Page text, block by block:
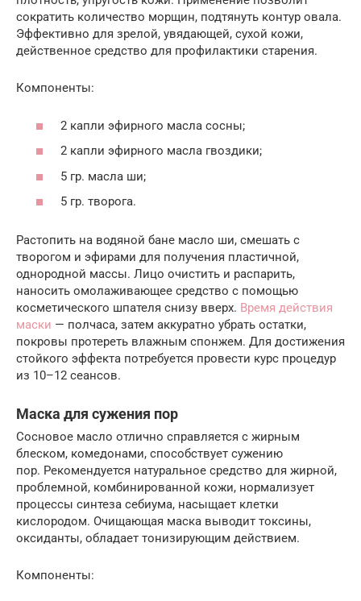
сократить количество морщин, подтянуть контур овала.
Эффективно для зрелой, увядающей, сухой кожи,
действенное средство для профилактики старения.
Компоненты:
2 капли эфирного масла сосны;
2 капли эфирного масла гвоздики;
5 гр. масла ши;
5 гр. творога.
Растопить на водяной бане масло ши, смешать с
творогом и эфирами для получения пластичной,
однородной массы. Лицо очистить и распарить,
наносить омолаживающее средство с помощью
косметического шпателя снизу вверх. Время действия
маски — полчаса, затем аккуратно убрать остатки,
покровы протереть влажным спонжем. Для достижения
стойкого эффекта потребуется провести курс процедур
из 10–12 сеансов.
Маска для сужения пор
Сосновое масло отлично справляется с жирным
блеском, комедонами, способствует сужению
пор. Рекомендуется натуральное средство для жирной,
проблемной, комбинированной кожи, нормализует
процессы синтеза себиума, насыщает клетки
кислородом. Очищающая маска выводит токсины,
оксиданты, обладает тонизирующим действием.
Компоненты: